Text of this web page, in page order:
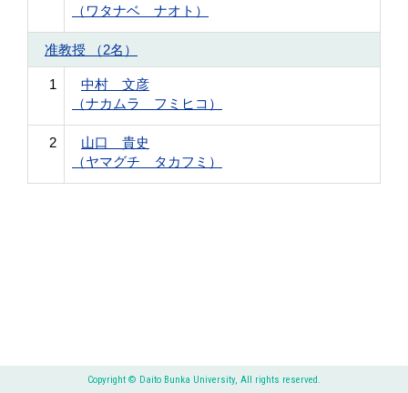
（ワタナベ ナオト）
准教授 （2名）
1
中村 文彦
（ナカムラ フミヒコ）
2
山口 貴史
（ヤマグチ タカフミ）
Copyright © Daito Bunka University, All rights reserved.